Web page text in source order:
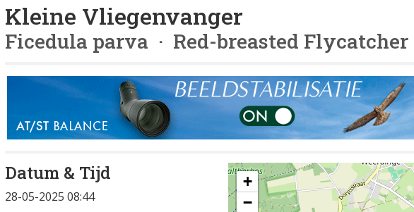
Kleine Vliegenvanger
Ficedula parva · Red-breasted Flycatcher
Datum & Tijd
28-05-2025 08:44
+
−